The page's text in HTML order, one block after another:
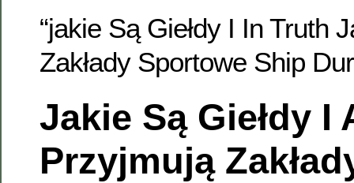
“jakie Są Giełdy I In Truth
Zakłady Sportowe Ship
Jakie Są Giełdy
Przyjmują